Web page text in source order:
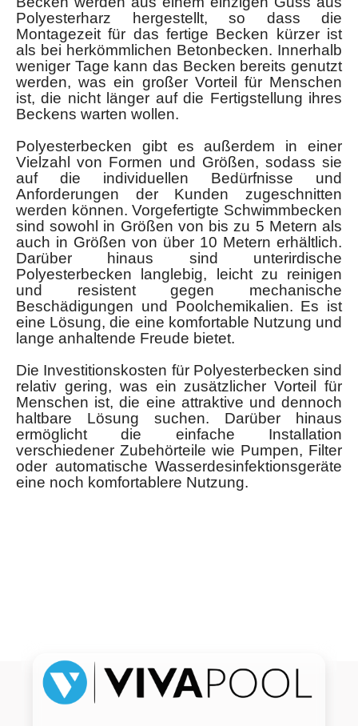
Polyesterharz hergestellt, so dass die
Montagezeit für das fertige Becken kürzer ist
als bei herkömmlichen Betonbecken. Innerhalb
weniger Tage kann das Becken bereits genutzt
werden, was ein großer Vorteil für Menschen
ist, die nicht länger auf die Fertigstellung ihres
Beckens warten wollen.
Polyesterbecken gibt es außerdem in einer
Vielzahl von Formen und Größen, sodass sie
auf die individuellen Bedürfnisse und
Anforderungen der Kunden zugeschnitten
werden können. Vorgefertigte Schwimmbecken
sind sowohl in Größen von bis zu 5 Metern als
auch in Größen von über 10 Metern erhältlich.
Darüber hinaus sind unterirdische
Polyesterbecken langlebig, leicht zu reinigen
und resistent gegen mechanische
Beschädigungen und Poolchemikalien. Es ist
eine Lösung, die eine komfortable Nutzung und
lange anhaltende Freude bietet.
Die Investitionskosten für Polyesterbecken sind
relativ gering, was ein zusätzlicher Vorteil für
Menschen ist, die eine attraktive und dennoch
haltbare Lösung suchen. Darüber hinaus
ermöglicht die einfache Installation
verschiedener Zubehörteile wie Pumpen, Filter
oder automatische Wasserdesinfektionsgeräte
eine noch komfortablere Nutzung.